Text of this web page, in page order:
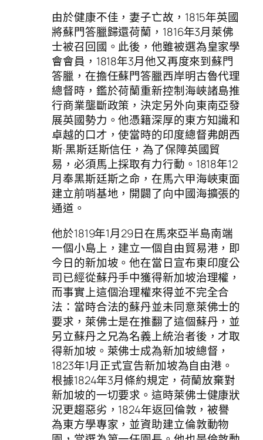
由於健康不佳，妻子亡故，1815年英國
將蘇門答臘歸還荷蘭，1816年3月萊佛
士被召回國。此後，他雖被選為皇家學
會會員，1818年3月他又再度來到蘇門
答臘，在擔任蘇門答臘西岸明古魯代理
總督時，鑑於荷蘭重新控制海峽諸島推
行商業壟斷政策，決定另外向東南亞發
展英國勢力。他憑籍深厚的東方知識和
卓越的口才，使當時的印度總督弗朗西
斯·黑斯廷斯信任，為了保障英國貿
易，必須馬上採取有力行動。1818年12
月奉黑斯廷斯之命，在馬六甲海峽東面
建立前哨基地，開闢了向中國海擴張的
通道。
他於1819年1月29日在馬來亞半島南端
一個小島上，建立一個自由貿易港，即
今日的新加坡。他在當日宣布東印度公
司已經從蘇丹手中獲得新加坡治理權，
而事實上這個治理權來得並不完全合
法：當時合法的蘇丹並未同意萊佛士的
要求，萊佛士是在推翻了這個蘇丹，並
另立蘇丹之兄為名義上統治者後，才取
得新加坡。萊佛士成為新加坡總督，
1823年1月正式宣告新加坡為自由港。
根據1824年3月條約規定，荷蘭放棄對
新加坡的一切要求。這時萊佛士健康狀
況更趨惡劣，1824年返回倫敦，被譽
為東方學專家，並資助建立倫敦動物